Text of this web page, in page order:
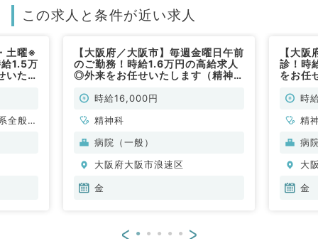
この求人と条件が近い求人
土曜※
1.5万
いたし
全般、
【大阪府／大阪市】毎週金曜日午前
のご勤務！時給1.6万円の高給求人
◎外来をお任せいたします（精神科
時給16,000円
精神科
病院（一般）
大阪府大阪市浪速区
金
【大
診！時
をお任
時
精
病
大
金
< >